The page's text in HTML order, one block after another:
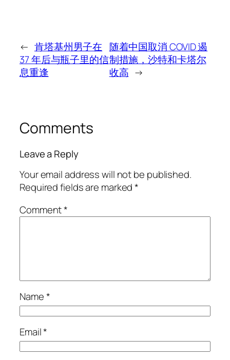
← 肯塔基州男子在
37 年后与瓶子里的信
息重逢
随着中国取消 COVID 遏
制措施，沙特和卡塔尔
收高 →
Comments
Leave a Reply
Your email address will not be published.
Required fields are marked*
Comment*
Name*
Email*